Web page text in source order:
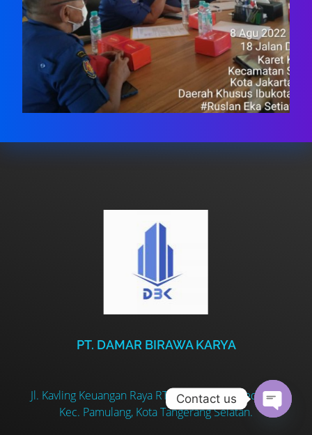
PT. DAMAR BIRAWA KARYA
Jl. Kavling Keuangan Raya RT. 005/001 Kel. Kedaung
Kec. Pamulang, Kota Tangerang Selatan.
Contact us
Open